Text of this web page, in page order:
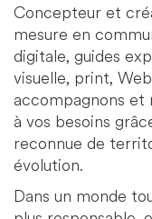
Concepteur et
mesure en
digitale, guides
visuelle, print,
accompagnons et
à vos besoins
reconnue de
évolution.
Dans un monde